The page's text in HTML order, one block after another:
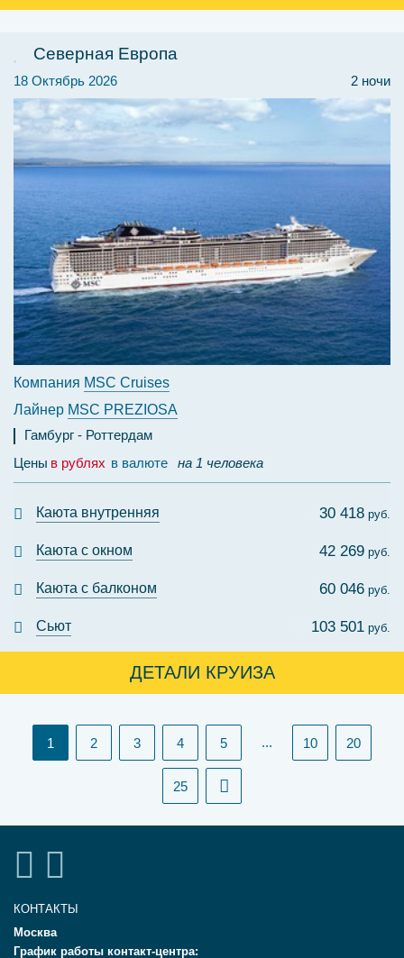
Северная Европа
2 ночи
18 Октябрь 2026
Компания MSC Cruises
Лайнер MSC PREZIOSA
Гамбург
Роттердам
Цены в рублях в валюте на 1 человека
Каюта внутренняя 30 418 руб.
Каюта с окном 42 269 руб.
Каюта с балконом 60 046 руб.
Сьют 103 501 руб.
ДЕТАЛИ КРУИЗА
1 (current)
2 3 4 5 ... 10 20
25
КОНТАКТЫ
Москва
График работы контакт-центра: